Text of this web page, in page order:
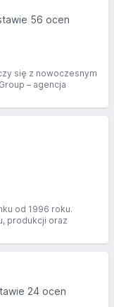
56 ocen
się z nowoczesnym
– agencja
od 1996 roku.
produkcji oraz
24 ocen